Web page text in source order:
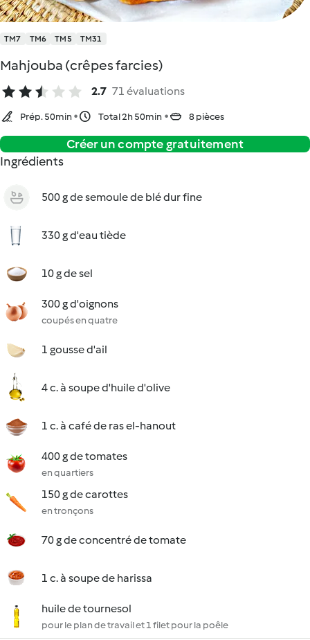
TM7 TM6 TM5 TM31
Mahjouba (crêpes farcies)
2.7 71 évaluations
Prép. 50min Total 2h 50min 8 pièces
Créer un compte gratuitement
Ingrédients
500 g de semoule de blé dur fine
330 g d'eau tiède
10 g de sel
300 g d'oignons
coupés en quatre
1 gousse d'ail
4 c. à soupe d'huile d'olive
1 c. à café de ras el-hanout
400 g de tomates
en quartiers
150 g de carottes
en tronçons
70 g de concentré de tomate
1 c. à soupe de harissa
huile de tournesol
pour le plan de travail et 1 filet pour la poêle